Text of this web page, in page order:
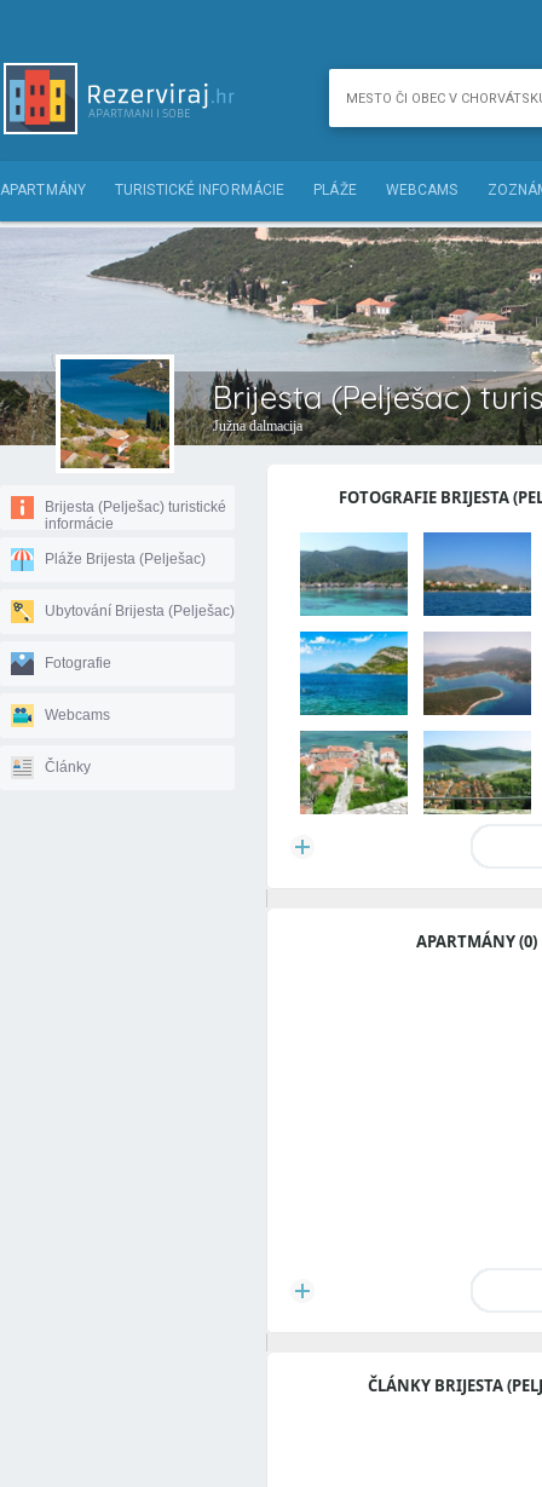
APARTMÁNY TURISTICKÉ INFORMÁCIE PLÁŽE WEBCAMS
Brijesta (Pelješac)
Južna dalmacija
Brijesta (Pelješac) turistické
informácie
Pláže Brijesta (Pelješac)
Ubytování Brijesta (Pelješac)
Fotografie
Webcams
Články
FOTOGRAFIE BRIJESTA
APARTMÁNY (0)
ČLÁNKY BRIJESTA